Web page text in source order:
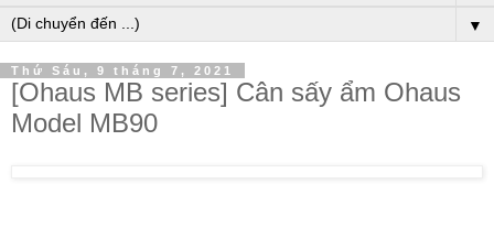
▼
Thứ Sáu, 9 tháng 7, 2021
[Ohaus MB series] Cân sấy ẩm Ohaus
Model MB90